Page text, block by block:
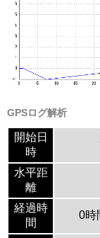
GPSログ解析
開始日
時
水平距
離
経過時
間
0時